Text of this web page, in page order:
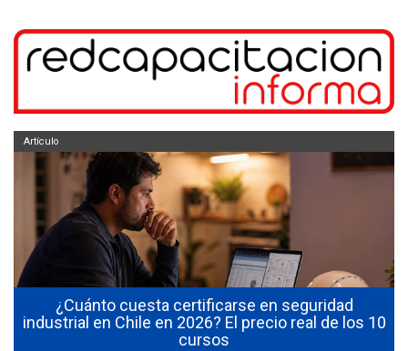
¿Cuánto cuesta certificarse en seguridad
industrial en Chile en 2026? El precio real de los 10
cursos
Artículo